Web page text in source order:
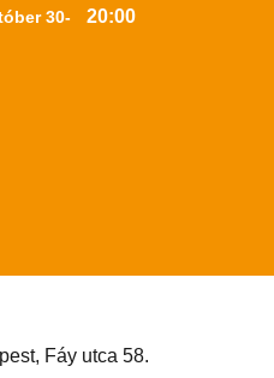
30-
20:00
Fáy utca 58.